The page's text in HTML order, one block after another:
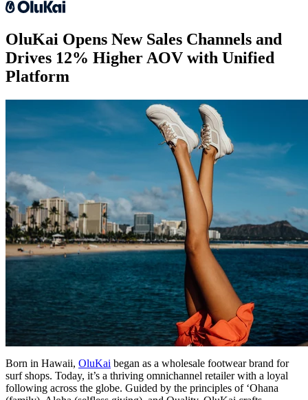
OluKai Opens New Sales Channels and
Drives 12% Higher AOV with Unified
Platform
Born in Hawaii, OluKai began as a wholesale footwear brand for
surf shops. Today, it’s a thriving omnichannel retailer with a loyal
following across the globe. Guided by the principles of ‘Ohana